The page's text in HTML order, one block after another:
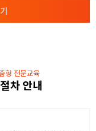
형 전문교육
차 안내